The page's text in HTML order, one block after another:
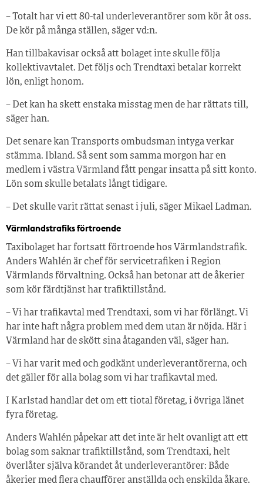
– Totalt har vi ett 80-tal underleverantörer som kör åt oss.
De kör på många ställen, säger vd:n.
Han tillbakavisar också att bolaget inte skulle följa
kollektivavtalet. Det följs och Trendtaxi betalar korrekt
lön, enligt honom.
– Det kan ha skett enstaka misstag men de har rättats till,
säger han.
Det senare kan Transports ombudsman intyga verkar
stämma. Ibland. Så sent som samma morgon har en
medlem i västra Värmland fått pengar insatta på sitt konto.
Lön som skulle betalats långt tidigare.
– Det skulle varit rättat senast i juli, säger Mikael Ladman.
Värmlandstrafiks förtroende
Taxibolaget har fortsatt förtroende hos Värmlandstrafik.
Anders Wahlén är chef för servicetrafiken i Region
Värmlands förvaltning. Också han betonar att de åkerier
som kör färdtjänst har trafiktillstånd.
– Vi har trafikavtal med Trendtaxi, som vi har förlängt. Vi
har inte haft några problem med dem utan är nöjda. Här i
Värmland har de skött sina åtaganden väl, säger han.
– Vi har varit med och godkänt underleverantörerna, och
det gäller för alla bolag som vi har trafikavtal med.
I Karlstad handlar det om ett tiotal företag, i övriga länet
fyra företag.
Anders Wahlén påpekar att det inte är helt ovanligt att ett
bolag som saknar trafiktillstånd, som Trendtaxi, helt
överlåter själva körandet åt underleverantörer: Både
åkerier med flera chaufförer anställda och enskilda åkare.